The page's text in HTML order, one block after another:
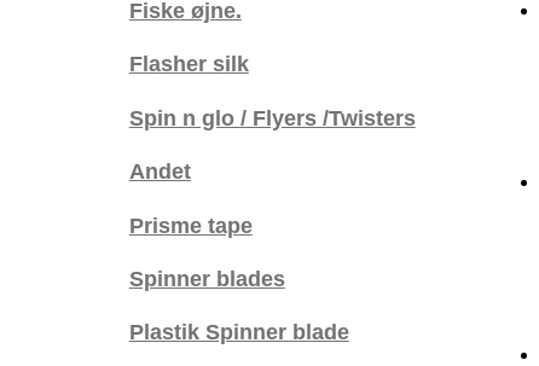
Fiske øjne.
Flasher silk
Spin n glo / Flyers /Twisters
Andet
Prisme tape
Spinner blades
Plastik Spinner blade